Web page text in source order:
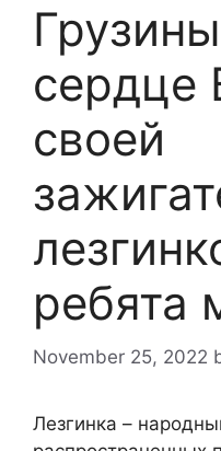
сердце
своей
ребята
November 25, 2022
Лезгинка –